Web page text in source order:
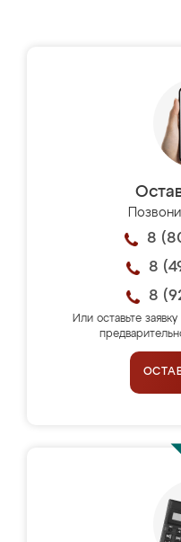
8
8
8
Или оставьте